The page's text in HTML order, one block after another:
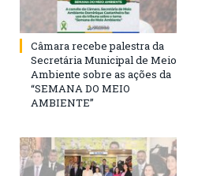
Câmara recebe palestra da
Secretária Municipal de Meio
Ambiente sobre as ações da
“SEMANA DO MEIO
AMBIENTE”